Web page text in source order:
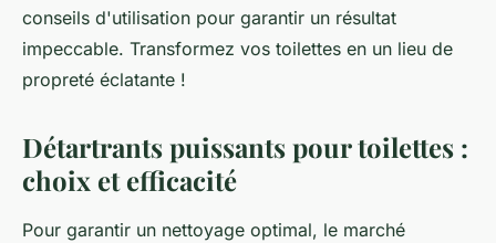
conseils d'utilisation pour garantir un résultat
impeccable. Transformez vos toilettes en un lieu de
propreté éclatante !
Détartrants puissants pour toilettes :
choix et efficacité
Pour garantir un nettoyage optimal, le marché